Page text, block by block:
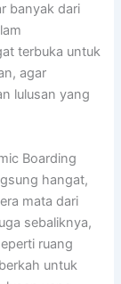
banyak dari
terbuka untuk
agar
lulusan yang
Boarding
hangat,
mata dari
sebaliknya,
ruang
untuk